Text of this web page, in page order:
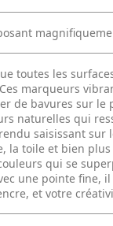
toutes les
marqueurs
de bavures sur le
naturelles qui
saisissant sur
la toile et bien
qui se
une pointe fine,
et votre